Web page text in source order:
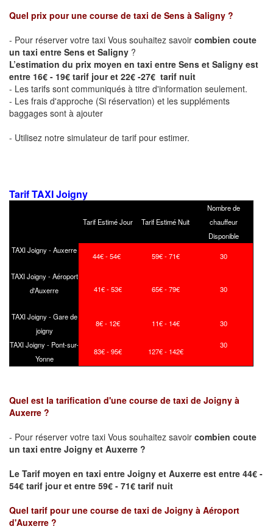
Quel prix pour une course de taxi de Sens à Saligny ?
- Pour réserver votre taxi Vous souhaitez savoir combien coute
un taxi entre Sens et Saligny ?
L’estimation du prix moyen en taxi entre Sens et Saligny est
entre 16€ - 19€ tarif jour et 22€ -27€ tarif nuit
- Les tarifs sont communiqués à titre d'information seulement.
- Les frais d'approche (Si réservation) et les suppléments
baggages sont à ajouter
- Utilisez notre simulateur de tarif pour estimer.
Tarif TAXI Joigny
Tarif Estimé Jour Tarif Estimé Nuit
Nombre de
chauffeur
Disponible
TAXI Joigny - Auxerre
44€ - 54€ 59€ - 71€ 30
TAXI Joigny - Aéroport
d'Auxerre
41€ - 53€ 65€ - 79€ 30
TAXI Joigny - Gare de
joigny
8€ - 12€ 11€ - 14€ 30
TAXI Joigny - Pont-sur-
Yonne
83€ - 95€ 127€ - 142€
30
Quel est la tarification d'une course de taxi de Joigny à
Auxerre ?
- Pour réserver votre taxi Vous souhaitez savoir combien coute
un taxi entre Joigny et Auxerre ?
Le Tarif moyen en taxi entre Joigny et Auxerre est entre 44€ -
54€ tarif jour et entre 59€ - 71€ tarif nuit
Quel tarif pour une course de taxi de Joigny à Aéroport
d'Auxerre ?